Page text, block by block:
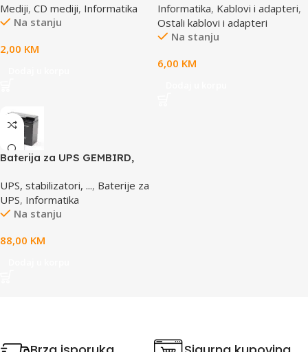
Mediji, CD mediji, Informatika
Na stanju
2,00 KM
GEMBIRD
Informatika, Kablovi i adapteri,
Ostali kablovi i adapteri
Na stanju
6,00 KM
Baterija za UPS GEMBIRD,
UPS, stabilizatori, ..., Baterije za
UPS, Informatika
Na stanju
88,00 KM